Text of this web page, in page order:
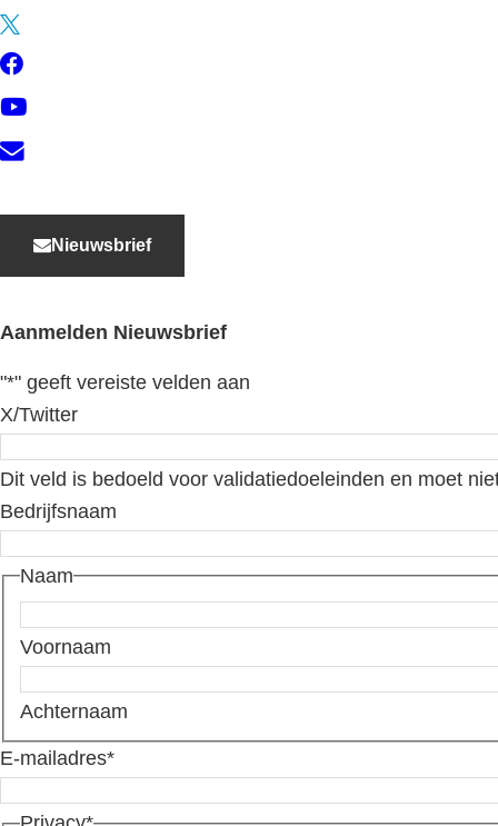
YouTube
Contact
Nieuwsbrief
Aanmelden Nieuwsbrief
"*" geeft vereiste velden aan
X/Twitter
Dit veld is bedoeld voor validatiedoeleinden en moet
Bedrijfsnaam
Naam
Voornaam
Achternaam
E-mailadres*